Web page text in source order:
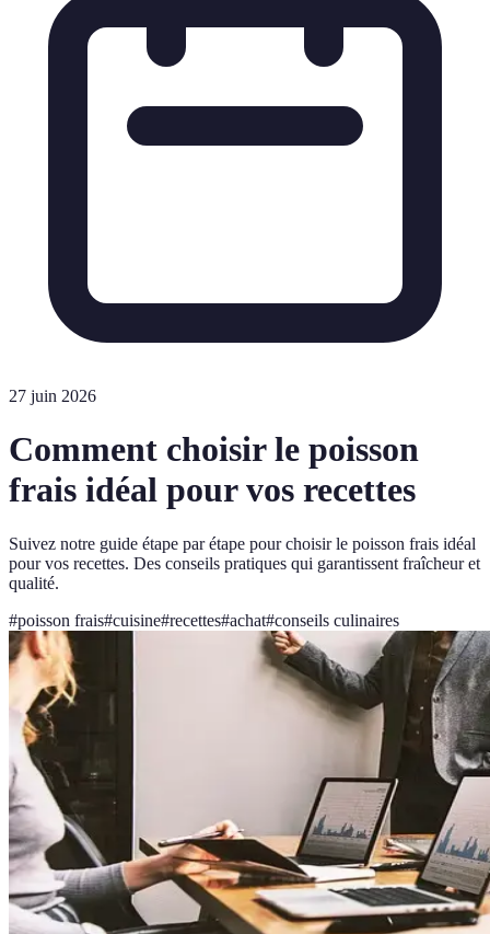
27 juin 2026
Comment choisir le poisson
frais idéal pour vos recettes
Suivez notre guide étape par étape pour choisir le poisson frais idéal
pour vos recettes. Des conseils pratiques qui garantissent fraîcheur et
qualité.
#poisson frais#cuisine#recettes#achat#conseils culinaires